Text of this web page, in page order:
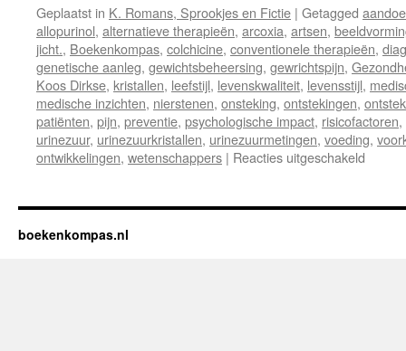
Geplaatst in K. Romans, Sprookjes en Fictie | Getagged
allopurinol, alternatieve therapieën, arcoxia, artsen,
jicht., Boekenkompas, colchicine, conventionele therapieën,
genetische aanleg, gewichtsbeheersing, gewrichtspijn,
Koos Dirkse, kristallen, leefstijl, levenskwaliteit, levensstijl,
medische inzichten, nierstenen, onsteking, ontstekingen,
patiënten, pijn, preventie, psychologische impact, risicofactoren,
urinezuur, urinezuurkristallen, urinezuurmetingen, voeding,
ontwikkelingen, wetenschappers | Reacties uitgeschakeld
boekenkompas.nl